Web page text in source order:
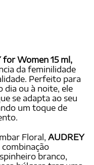
for Women 15 ml,
da feminilidade
Perfeito para
dia ou à noite, ele
se adapta ao seu
um toque de
Floral, AUDREY
branco,